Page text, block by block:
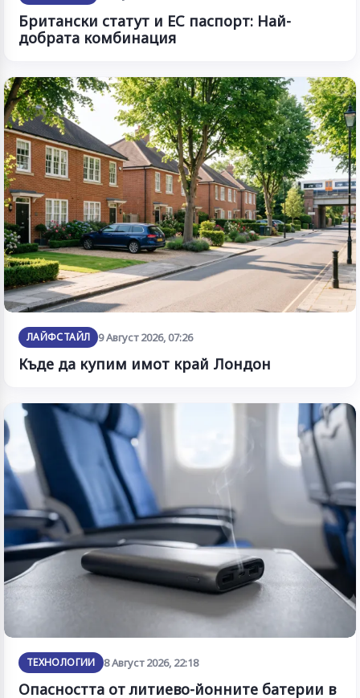
Британски статут и ЕС паспорт: Най-
добрата комбинация
ЛАЙФСТАЙЛ 9 Август 2026, 07:26
Къде да купим имот край Лондон
ТЕХНОЛОГИИ 8 Август 2026, 22:18
Опасността от литиево-йонните батерии в